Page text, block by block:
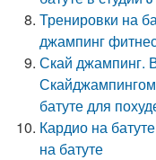
Тренировки на
джампинг
Скай джампинг.
батуте для
Кардио на
на батуте